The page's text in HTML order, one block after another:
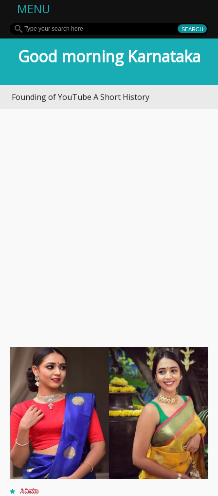
MENU
Good morning Karnataka
of YouTube A Short History
ಸಿನಿಮಾ